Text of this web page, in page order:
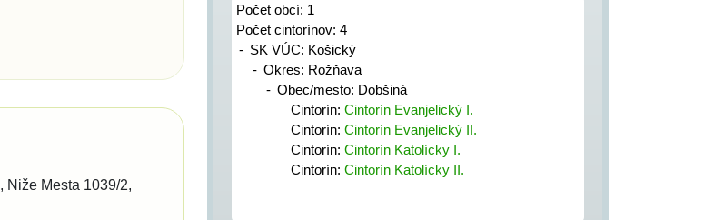
Počet obcí: 1
Počet cintorínov: 4
SK VÚC: Košický
Okres: Rožňava
Obec/mesto: Dobšiná
Cintorín: Cintorín Evanjelický I.
Cintorín: Cintorín Evanjelický II.
Cintorín: Cintorín Katolícky I.
Cintorín: Cintorín Katolícky II.
Niže Mesta 1039/2